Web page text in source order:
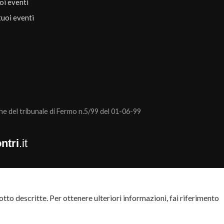
eventi
eventi
del tribunale di Fermo n.5/99 del 01-06-99
.it
descritte. Per ottenere ulteriori informazioni, fai riferimento